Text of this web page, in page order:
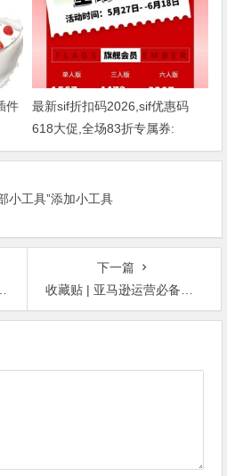
件
最新sif折扣码2026,sif优惠码
618大促,全场83折专属券:
dmj88
小工具”添加小工具
下一篇
收藏贴 | 亚马逊运营必备的插件集合